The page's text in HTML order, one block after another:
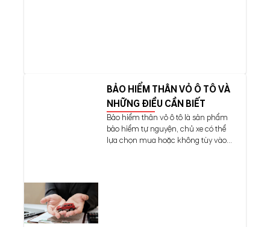
BẢO HIỂM THÂN VỎ Ô TÔ VÀ
NHỮNG ĐIỀU CẦN BIẾT
Bảo hiểm thân vỏ ô tô là sản phẩm
bảo hiểm tự nguyện, chủ xe có thể
lựa chọn mua hoặc không tùy vào...